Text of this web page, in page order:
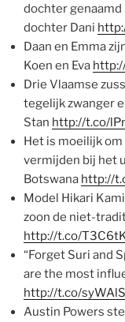
dochter genaamd
dochter Dani
Daan en Emma
Koen en Eva
Drie Vlaamse
tegelijk zwanger
Stan http://t.co/
Het is moeilijk
vermijden bij het
Botswana http://
Model Hikari
zoon de niet-
http://t.co/
“Forget Suri and
are the most
http://t.co/
Austin Powers